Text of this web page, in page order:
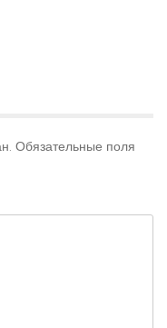
Обязательные поля